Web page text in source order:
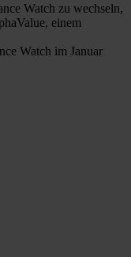
Watch zu wechseln,
einem
Watch im Januar